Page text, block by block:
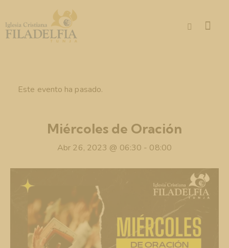
Este evento ha pasado.
Miércoles de Oración
Abr 26, 2023 @ 06:30 - 08:00